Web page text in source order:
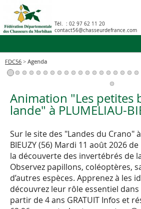
Tél. : 02 97 62 11 20
contact56@chasseurdefrance.com
La sécurité à la chasse
Réglementation
Déclaration prélèvements
Le permis de chasser
Agenda
FDC56 > Agenda
Animation "Les petites
lande" à PLUMELIAU-
Sur le site des "Landes du Crano"
BIEUZY (56) Mardi 11 août 2026 de
la découverte des invertébrés de
Observez papillons, coléoptères,
d’autres espèces. Apprenez à les
découvrez leur rôle essentiel
partir de 4 ans GRATUIT Infos et